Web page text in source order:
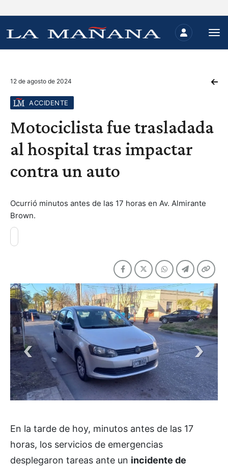
12 de agosto de 2024
ACCIDENTE
Motociclista fue trasladada
al hospital tras impactar
contra un auto
Ocurrió minutos antes de las 17 horas en Av. Almirante
Brown.
En la tarde de hoy, minutos antes de las 17
horas, los servicios de emergencias
desplegaron tareas ante un incidente de